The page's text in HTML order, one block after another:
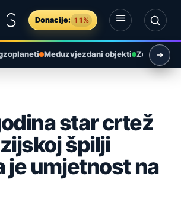
Donacije: 11%
Međuzvjezdani objekti Zemlja i
star crtež
špilji
je umjetnost na